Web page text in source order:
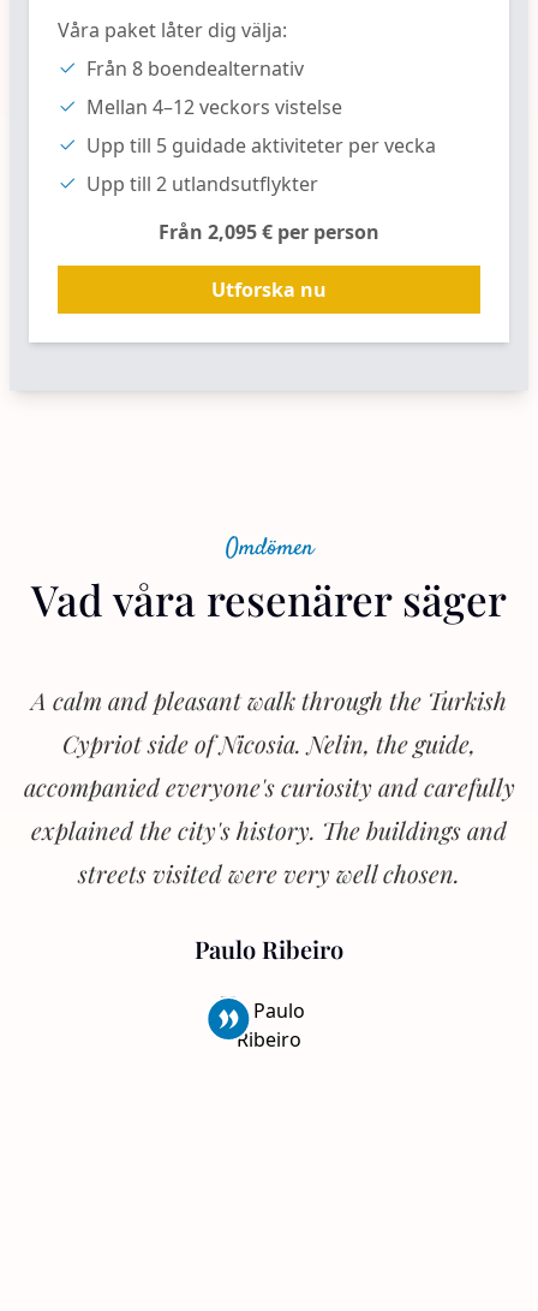
Våra paket låter dig välja:
Från 8 boendealternativ
Mellan 4–12 veckors vistelse
Upp till 5 guidade aktiviteter per vecka
Upp till 2 utlandsutflykter
Från 2,095 € per person
Utforska nu
Omdömen
Vad våra resenärer säger
A calm and pleasant walk through the Turkish
Cypriot side of Nicosia. Nelin, the guide,
accompanied everyone's curiosity and carefully
explained the city's history. The buildings and
streets visited were very well chosen.
Paulo Ribeiro